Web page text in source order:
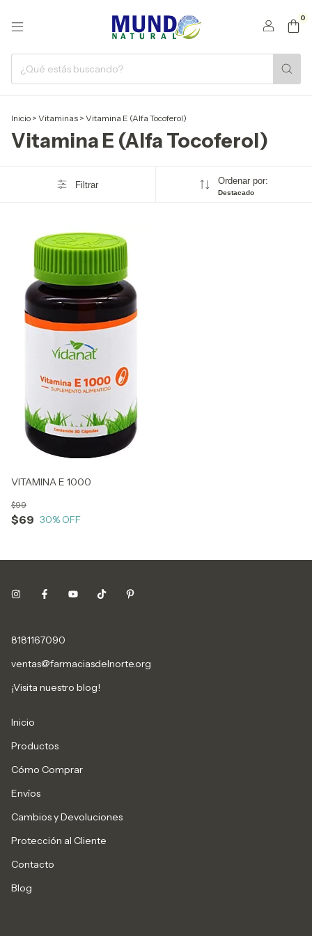
0
Inicio > Vitaminas > Vitamina E (Alfa Tocoferol)
Vitamina E (Alfa Tocoferol)
Filtrar Ordenar por:
Destacado
VITAMINA E 1000
$69
$99
30% OFF
8181167090
ventas@farmaciasdelnorte.org
¡Visita nuestro blog!
Inicio
Productos
Cómo Comprar
Envíos
Cambios y Devoluciones
Protección al Cliente
Contacto
Blog